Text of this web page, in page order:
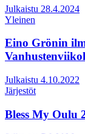
Julkaistu 28.4.2024
Yleinen
Eino Grönin
Julkaistu 4.10.2022
Järjestöt
Bless My Oulu